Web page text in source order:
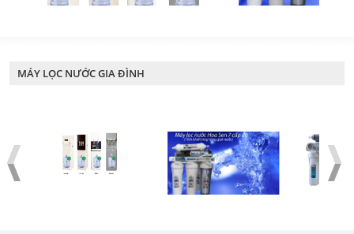
MÁY LỌC NƯỚC GIA ĐÌNH